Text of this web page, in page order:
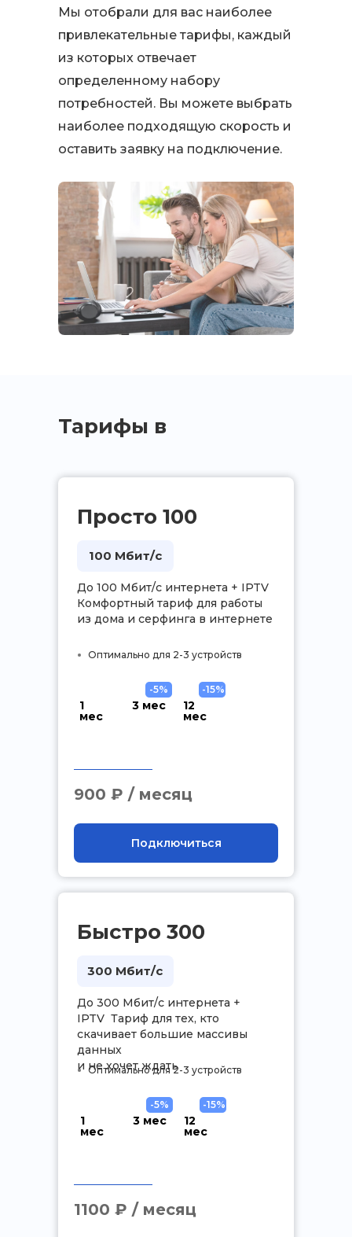
Мы отобрали для вас наиболее
привлекательные тарифы, каждый
из которых отвечает
определенному набору
потребностей. Вы можете выбрать
наиболее подходящую скорость и
оставить заявку на подключение.
Тарифы в
1100 ₽ / месяц
Быстро 300
До 300 Мбит/с интернета +
IPTV Тариф для тех, кто
скачивает большие массивы
данных
и не хочет ждать
300 Мбит/с
Оптимально для 2-3 устройств
.
Просто 100
До 100 Мбит/с интернета + IPTV
Комфортный тариф для работы
из дома и серфинга в интернете
Подключиться
900 ₽ / месяц
100 Мбит/с
Оптимально для 2-3 устройств
.
1
мес
3 мес
-5%
12
мес
-15%
1
мес
3 мес
-5%
12
мес
-15%